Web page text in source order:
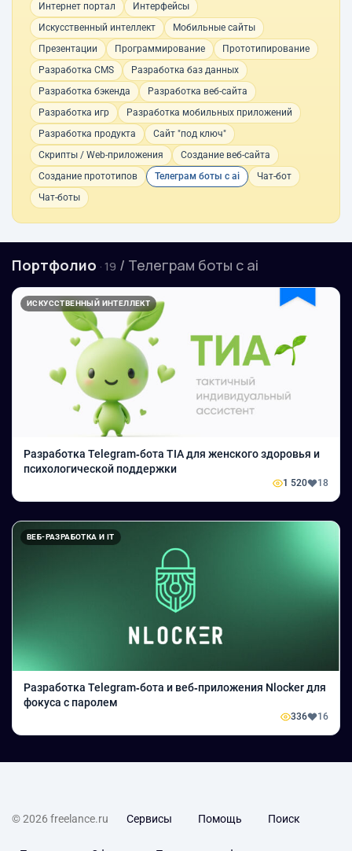
Интернет портал
Интерфейсы
Искусственный интеллект
Мобильные сайты
Презентации
Программирование
Прототипирование
Разработка CMS
Разработка баз данных
Разработка бэкенда
Разработка веб-сайта
Разработка игр
Разработка мобильных приложений
Разработка продукта
Сайт "под ключ"
Скрипты / Web-приложения
Создание веб-сайта
Создание прототипов
Телеграм боты с ai
Чат-бот
Чат-боты
Портфолио · 19 / Телеграм боты с ai
ИСКУССТВЕННЫЙ ИНТЕЛЛЕКТ
Разработка Telegram‑бота TIA для женского здоровья и
психологической поддержки
1 520 18
ВЕБ-РАЗРАБОТКА И IT
Разработка Telegram‑бота и веб‑приложения Nlocker для
фокуса с паролем
336 16
© 2026 freelance.ru Сервисы Помощь Поиск